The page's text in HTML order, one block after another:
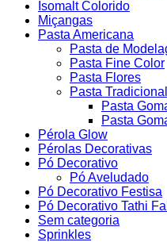
Isomalt Colorido
Miçangas
Pasta Americana
Pasta de
Pasta Fine Color
Pasta Flores
Pasta
Pasta
Pasta
Pérola Glow
Pérolas Decorativas
Pó Decorativo
Pó Aveludado
Pó Decorativo Festisa
Pó Decorativo Tathi
Sem categoria
Sprinkles